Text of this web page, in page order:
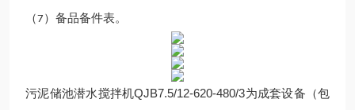
（7 ）备品备件表。
污泥储池潜水搅拌机QJB7.5/12-620-480/3为成套设备（包